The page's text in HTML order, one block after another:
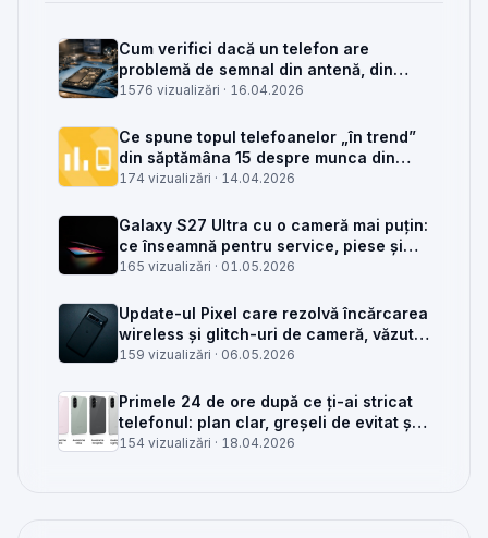
Cum verifici dacă un telefon are
problemă de semnal din antenă, din
placa de bază sau din rețea
1576 vizualizări · 16.04.2026
Ce spune topul telefoanelor „în trend”
din săptămâna 15 despre munca din
service GSM
174 vizualizări · 14.04.2026
Galaxy S27 Ultra cu o cameră mai puțin:
ce înseamnă pentru service, piese și
client
165 vizualizări · 01.05.2026
Update-ul Pixel care rezolvă încărcarea
wireless și glitch-uri de cameră, văzut
din service
159 vizualizări · 06.05.2026
Primele 24 de ore după ce ți-ai stricat
telefonul: plan clar, greșeli de evitat și
când mai merită reparat
154 vizualizări · 18.04.2026